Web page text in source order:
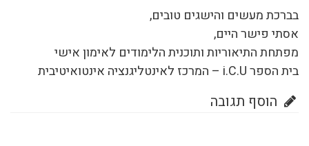
בברכת מעשים והישגים טובים,
אסתי פישר היים,
מפתחת התיאוריות ותוכנית הלימודים לאימון אישי
בית הספר i.C.U – המרכז לאינטליגנציה אינטואיטיבית
הוסף תגובה